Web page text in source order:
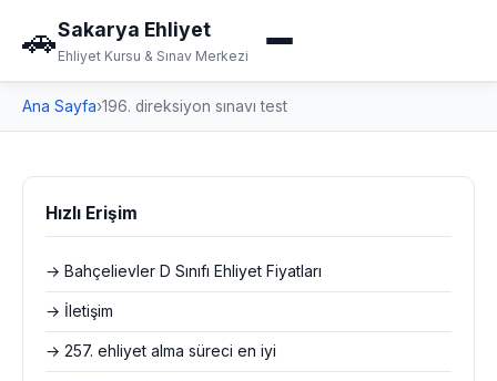
🚗Sakarya Ehliyet
Ehliyet Kursu & Sınav Merkezi
Ana Sayfa›196. direksiyon sınavı test
Hızlı Erişim
→ Bahçelievler D Sınıfı Ehliyet Fiyatları
→ İletişim
→ 257. ehliyet alma süreci en iyi